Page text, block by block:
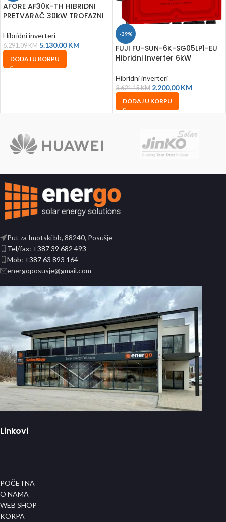
AFORE AF30K-TH HIBRIDNI
PRETVARAČ 30kW TROFAZNI
Hibridni inverteri
6.291,09KM 5.130,00KM
DODAJ U KORPU
-39%
FUJI FU-SUN-6K-SG05LP1-EU
Hibridni Inverter 6kW
Hibridni inverteri
3.621,15KM 2.200,00KM
DODAJ U KORPU
Put za Imotski bb, 88240, Posušje
Tel/fax: +387 39 682 493
Mob: +387 63 893 164
energoposusje@gmail.com
Linkovi
POČETNA
O NAMA
WEB SHOP
KORPA